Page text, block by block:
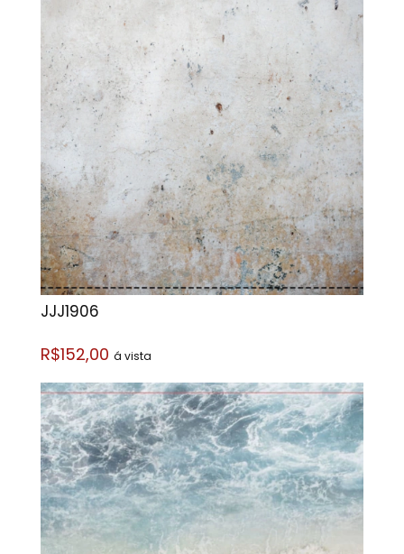
JJJ1906
R$152,00 á vista